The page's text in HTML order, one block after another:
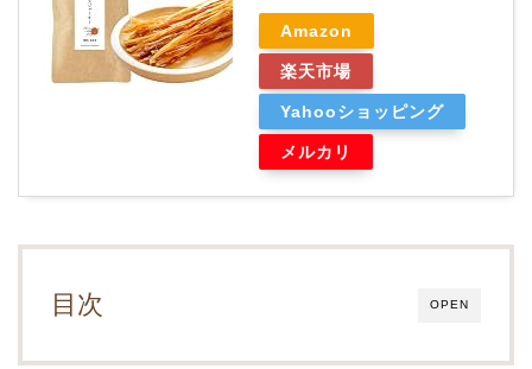
Amazon
楽天市場
Yahooショッピング
メルカリ
OPEN
目次